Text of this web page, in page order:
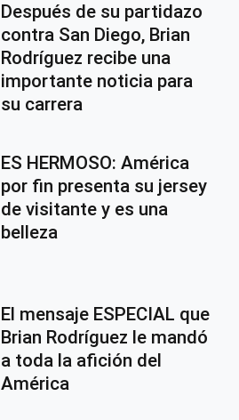
Después de su partidazo
contra San Diego, Brian
Rodríguez recibe una
importante noticia para
su carrera
ES HERMOSO: América
por fin presenta su jersey
de visitante y es una
belleza
El mensaje ESPECIAL que
Brian Rodríguez le mandó
a toda la afición del
América